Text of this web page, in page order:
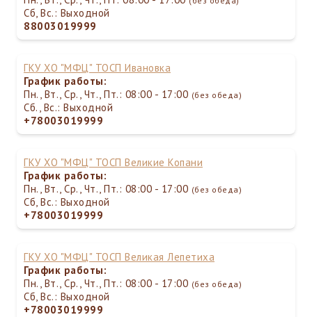
Сб, Вс.: Выходной
88003019999
ГКУ ХО "МФЦ" ТОСП Ивановка
График работы:
Пн., Вт., Ср., Чт., Пт.: 08:00 - 17:00 (без обеда)
Сб., Вс.: Выходной
+78003019999
ГКУ ХО "МФЦ" ТОСП Великие Копани
График работы:
Пн., Вт., Ср., Чт., Пт.: 08:00 - 17:00 (без обеда)
Сб, Вс.: Выходной
+78003019999
ГКУ ХО "МФЦ" ТОСП Великая Лепетиха
График работы:
Пн., Вт., Ср., Чт., Пт.: 08:00 - 17:00 (без обеда)
Сб, Вс.: Выходной
+78003019999